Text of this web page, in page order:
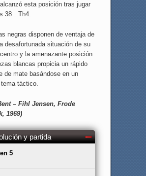
esta posición tras jugar
38…Th4.
negras disponen de ventaja de
desafortunada situación de su
y la amenazante posición
blancas propicia un rápido
de mate basándose en un
táctico.
– Fihl Jensen, Frode
1969)
y partida
5